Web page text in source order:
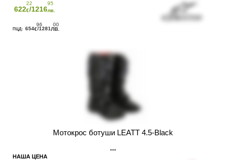
622
22
€/1216
95
лв.
654
96
€/1281
00
ЛВ.
Мотокрос ботуши LEATT 4.5-Black